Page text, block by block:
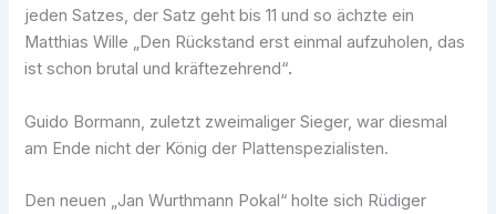
jeden Satzes, der Satz geht bis 11 und so ächzte ein
Matthias Wille „Den Rückstand erst einmal aufzuholen, das
ist schon brutal und kräftezehrend“.
Guido Bormann, zuletzt zweimaliger Sieger, war diesmal
am Ende nicht der König der Plattenspezialisten.
Den neuen „Jan Wurthmann Pokal“ holte sich Rüdiger